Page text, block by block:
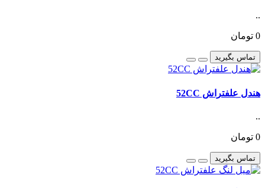
..
0 تومان
تماس بگیرید
هندل علفتراش 52CC
..
0 تومان
تماس بگیرید